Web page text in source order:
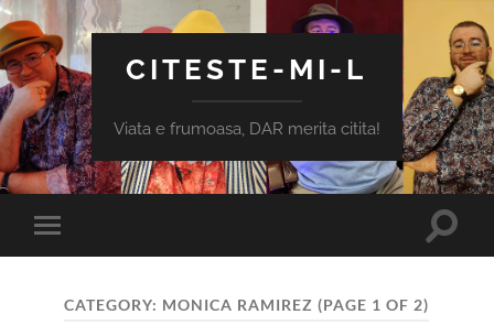
CITESTE-MI-L
Viata e frumoasa, DAR merita citita!
Toggle
mobile
Toggle
CATEGORY: MONICA RAMIREZ (PAGE 1 OF 2)